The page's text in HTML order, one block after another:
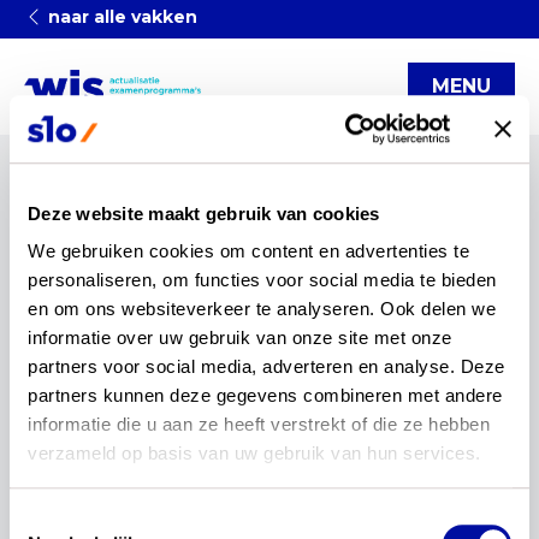
Deze website maakt gebruik van cookies
We gebruiken cookies om content en advertenties te
personaliseren, om functies voor social media te bieden
en om ons websiteverkeer te analyseren. Ook delen we
informatie over uw gebruik van onze site met onze
partners voor social media, adverteren en analyse. Deze
partners kunnen deze gegevens combineren met andere
informatie die u aan ze heeft verstrekt of die ze hebben
verzameld op basis van uw gebruik van hun services.
naar alle vakken
MENU
Annoesjka Cabo over
de actualisatie van
wiskunde
Redactie • Geplaatst op 18 juli 2022
Annoesjka Cabo (hoogleraar wiskunde TU Delft)
vertelt in deze video waar wat haar betreft kansen
liggen voor de actualisatie. "Ik hoop dat leerlingen